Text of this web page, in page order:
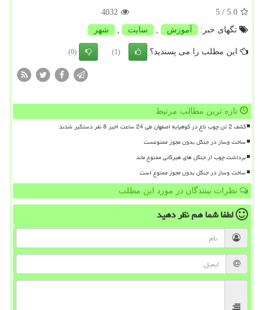
5.0
/ 5
4032
تگهای خبر:
آموزش , سایت , شهر
این مطلب را می پسندید؟ (1)
(0)
تازه ترین مطالب مرتبط
کشف 2 تن چوب تاغ در کوهپایه اصفهان طی 24 ساعت اخیر 8 نفر دستگیر شدند
ساخت وساز در جنگل بدون مجوز ممنوعست
برداشت چوب از جنگل های هیرکانی ممنوع ماند
ساخت وساز در جنگل بدون مجوز ممنوع است
نظرات بینندگان در مورد این مطلب
لطفا شما همنظر دهید